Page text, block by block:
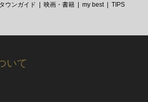
タウンガイド 映画・書籍 my best
TIPS
いて